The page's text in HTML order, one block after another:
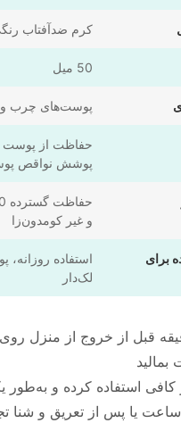
کرم ضدآفتاب
50 میل
پوست‌های چرب و
حفاظت از پوست
پوشش نواقص
و غیر کومدون‌زا
برای
استفاده
لک‌دار
دقیقه قبل از خروج از منزل
کافی استفاده کرده و به‌طور